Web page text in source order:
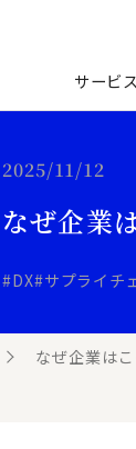
サービ
コンサルテ
コンサルテ
お客様の声
セミナー情報
最新ソリュー
コラム
ビジネス用
ビジネステ
企業情報
お知らせ
連載／寄稿
2025/11/12
なぜ企業
#DX#サプライチ
なぜ企業は